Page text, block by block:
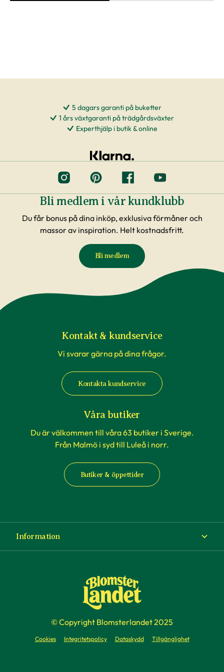
5 dagars garanti på buketter
1 års växtgaranti på trädgårdsväxter
Experthjälp i butik & online
Bli medlem i vår kundklubb
Du får bonus på dina inköp, exklusiva förmåner och
massor av inspiration. Helt kostnadsfritt.
Bli medlem
Kontakt & kundservice
Vi svarar gärna på dina frågor.
Kontakta kundservice
Våra butiker
Du är välkommen till våra 63 butiker i Sverige.
Från Malmö i syd till Luleå i norr.
Butiker & öppettider
Information
Köp- och leveransvillkor
Företag
© Copyright Blomsterlandet 2025
Cookies Integritetspolicy Dataskydd Tillgänglighet